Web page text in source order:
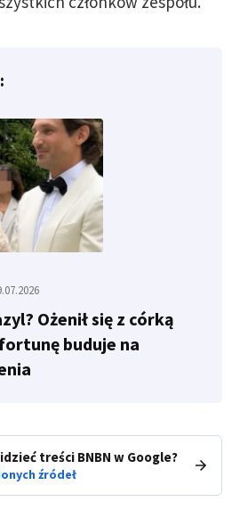
Ożenił się z córką
buduje na
treści BNBN w Google?
źródeł